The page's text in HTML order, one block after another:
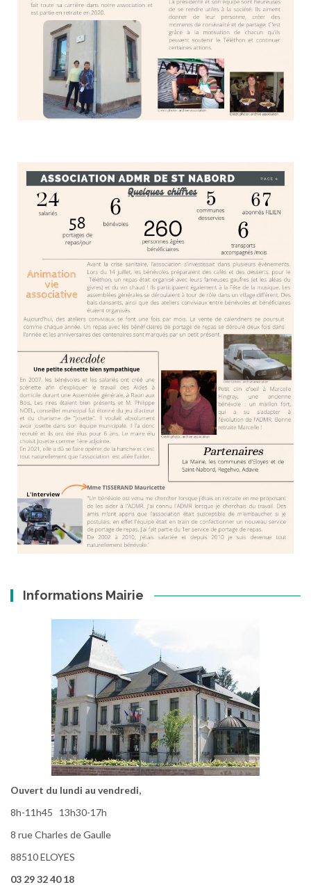
Informations Mairie
Ouvert du lundi au vendredi,
8h-11h45 13h30-17h
8 rue Charles de Gaulle
88510 ELOYES
03 29 32 40 18